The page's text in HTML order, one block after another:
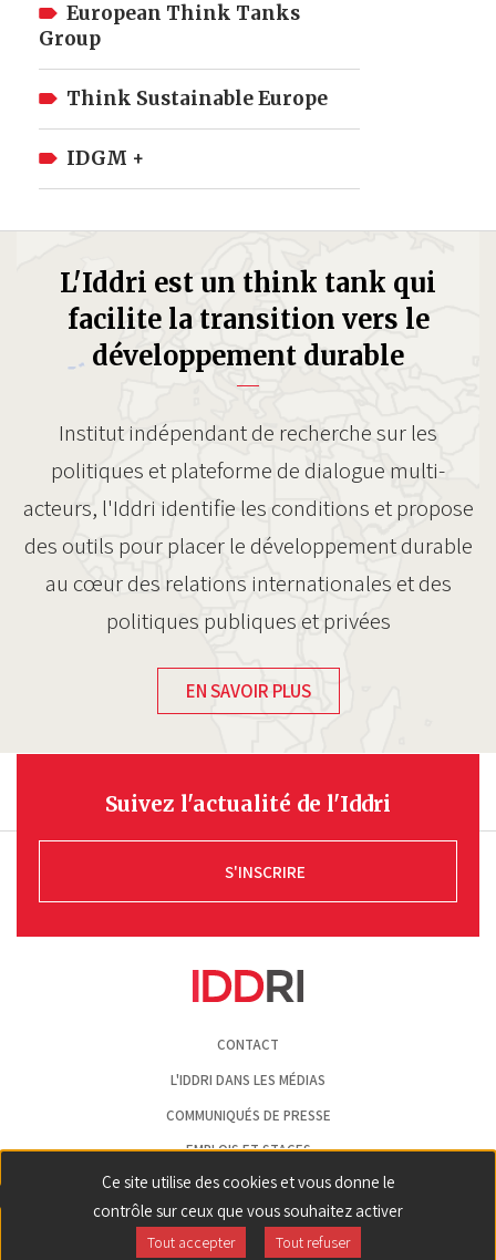
European Think Tanks
Group
Think Sustainable Europe
IDGM +
L'Iddri est un think tank qui
facilite la transition vers le
développement durable
Institut indépendant de recherche sur les
politiques et plateforme de dialogue multi-
acteurs, l'Iddri identifie les conditions et propose
des outils pour placer le développement durable
au cœur des relations internationales et des
politiques publiques et privées
EN SAVOIR PLUS
Suivez l'actualité de l'Iddri
S'INSCRIRE
CONTACT
L'IDDRI DANS LES MÉDIAS
COMMUNIQUÉS DE PRESSE
EMPLOIS ET STAGES
MENTIONS LÉGALES
GESTION DES COOKIES
Ce site utilise des cookies et vous donne le
contrôle sur ceux que vous souhaitez activer
Tout accepter Tout refuser